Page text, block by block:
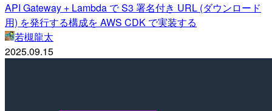
API Gateway + Lambda で S3 署名付き URL (ダウンロード
用) を発行する構成を AWS CDK で実装する
若槻龍太
2025.09.15